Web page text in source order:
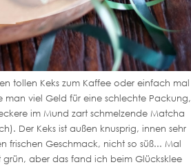
tollen Keks zum Kaffee oder einfach mal
man viel Geld für eine schlechte Packung,
im Mund zart schmelzende Matcha
Der Keks ist außen knusprig, innen sehr
frischen Geschmack, nicht so süß... Mal
aber das fand ich beim Glücksklee